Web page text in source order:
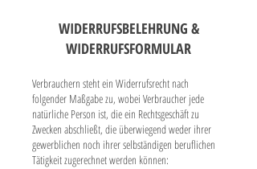
WIDERRUFSBELEHRUNG &
WIDERRUFSFORMULAR
Verbrauchern steht ein Widerrufsrecht nach
folgender Maßgabe zu, wobei Verbraucher jede
natürliche Person ist, die ein Rechtsgeschäft zu
Zwecken abschließt, die überwiegend weder ihrer
gewerblichen noch ihrer selbständigen beruflichen
Tätigkeit zugerechnet werden können: